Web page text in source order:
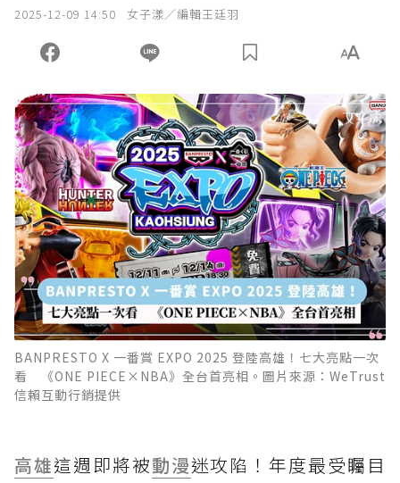
2025-12-09 14:50 女子漾／編輯王廷羽
BANPRESTO X 一番賞 EXPO 2025 登陸高雄！七大亮點一次
看 《ONE PIECE×NBA》全台首亮相。圖片來源：WeTrust
信賴互動行銷提供
高雄這週即將被動漫迷攻陷！年度最受矚目